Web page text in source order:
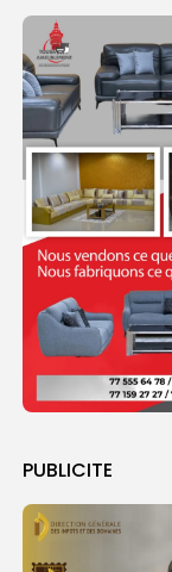
PUBLICITE